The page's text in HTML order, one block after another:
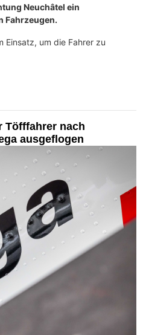
Neuchâtel ein
Fahrzeugen.
Einsatz, um die Fahrer zu
Töfffahrer nach
ausgeflogen